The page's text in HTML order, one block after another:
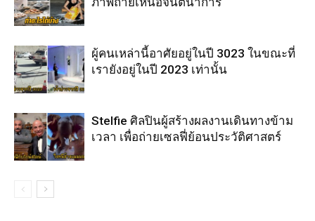
ผู้คนเหล่านี้อาศัยอยู่ในปี 3023 ในขณะที่
เรายังอยู่ในปี 2023 เท่านั้น
Stelfie ศิลปินผู้สร้างผลงานเดินทางข้าม
เวลา เพื่อถ่ายเซลฟี่ย้อนประวัติศาสตร์